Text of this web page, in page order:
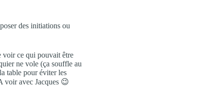
des initiations ou
voir ce qui pouvait être
ne vole (ça souffle au
table pour éviter les
voir avec Jacques 😉